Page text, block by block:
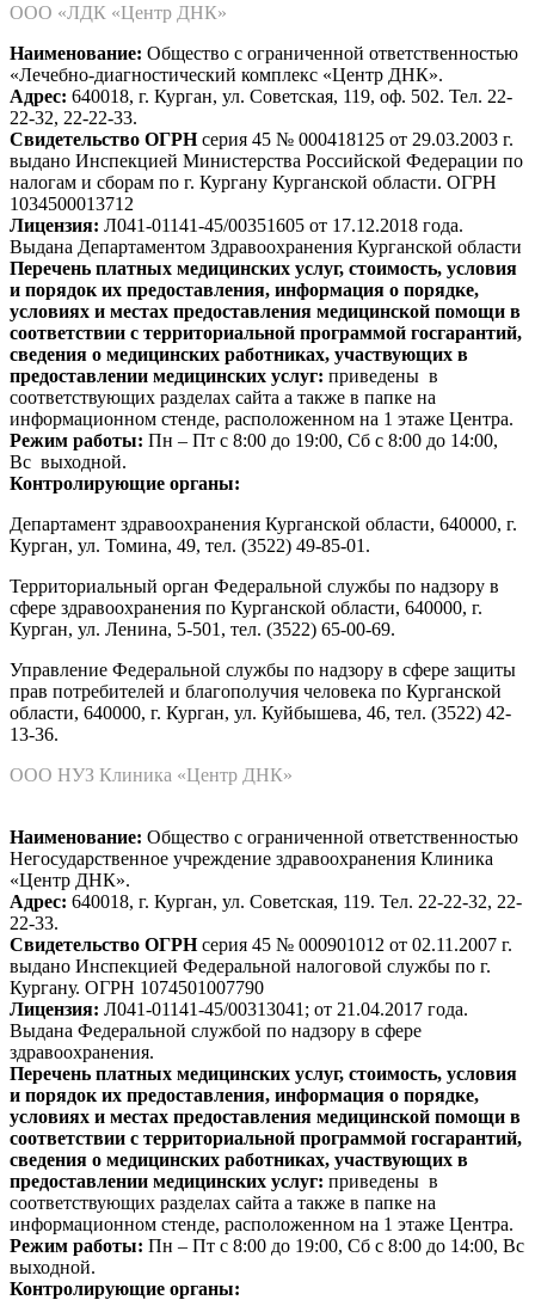
ООО «ЛДК «Центр ДНК»
Наименование: Общество с ограниченной ответственностью
«Лечебно-диагностический комплекс «Центр ДНК».
Адрес: 640018, г. Курган, ул. Советская, 119, оф. 502. Тел. 22-
22-32, 22-22-33.
Свидетельство ОГРНсерия 45 № 000418125 от 29.03.2003 г.
выдано Инспекцией Министерства Российской Федерации по
налогам и сборам по г. Кургану Курганской области. ОГРН
1034500013712
Лицензия: Л041-01141-45/00351605 от 17.12.2018 года.
Выдана Департаментом Здравоохранения Курганской области
Перечень платных медицинских услуг, стоимость, условия
и порядок их предоставления, информация о порядке,
условиях и местах предоставления медицинской помощи в
соответствии с территориальной программой госгарантий,
сведения о медицинских работниках, участвующих в
предоставлении медицинских услуг: приведены в
соответствующих разделах сайта а также в папке на
информационном стенде, расположенном на 1 этаже Центра.
Режим работы: Пн – Пт с 8:00 до 19:00, Сб с 8:00 до 14:00,
Вс выходной.
Контролирующие органы:
Департамент здравоохранения Курганской области, 640000, г.
Курган, ул. Томина, 49, тел. (3522) 49-85-01.
Территориальный орган Федеральной службы по надзору в
сфере здравоохранения по Курганской области, 640000, г.
Курган, ул. Ленина, 5-501, тел. (3522) 65-00-69.
Управление Федеральной службы по надзору в сфере защиты
прав потребителей и благополучия человека по Курганской
области, 640000, г. Курган, ул. Куйбышева, 46, тел. (3522) 42-
13-36.
ООО НУЗ Клиника «Центр ДНК»
Наименование: Общество с ограниченной ответственностью
Негосударственное учреждение здравоохранения Клиника
«Центр ДНК».
Адрес: 640018, г. Курган, ул. Советская, 119. Тел. 22-22-32, 22-
22-33.
Свидетельство ОГРНсерия 45 № 000901012 от 02.11.2007 г.
выдано Инспекцией Федеральной налоговой службы по г.
Кургану. ОГРН 1074501007790
Лицензия: Л041-01141-45/00313041; от 21.04.2017 года.
Выдана Федеральной службой по надзору в сфере
здравоохранения.
Перечень платных медицинских услуг, стоимость, условия
и порядок их предоставления, информация о порядке,
условиях и местах предоставления медицинской помощи в
соответствии с территориальной программой госгарантий,
сведения о медицинских работниках, участвующих в
предоставлении медицинских услуг: приведены в
соответствующих разделах сайта а также в папке на
информационном стенде, расположенном на 1 этаже Центра.
Режим работы: Пн – Пт с 8:00 до 19:00, Сб с 8:00 до 14:00, Вс
выходной.
Контролирующие органы: